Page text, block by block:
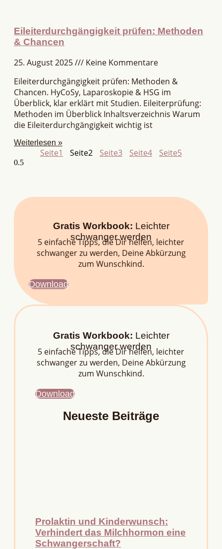
Eileiterdurchgängigkeit prüfen: Methoden
& Chancen
25. August 2025
Keine Kommentare
Eileiterdurchgängigkeit prüfen: Methoden &
Chancen. HyCoSy, Laparoskopie & HSG im
Überblick, klar erklärt mit Studien. Eileiterprüfung:
Methoden im Überblick Inhaltsverzeichnis Warum
die Eileiterdurchgängigkeit wichtig ist
Weiterlesen »
Seite1 Seite2 Seite3 Seite4 Seite5
Gratis Workbook: Leichter
schwanger werden
5 einfache Tipps, die Dir helfen, leichter
schwanger zu werden, Deine Abkürzung
zum Wunschkind.
Download
Gratis Workbook: Leichter
schwanger werden
5 einfache Tipps, die Dir helfen, leichter
schwanger zu werden, Deine Abkürzung
zum Wunschkind.
Download
Neueste Beiträge
Prolaktin und Kinderwunsch:
Verhindert das Milchhormon eine
Schwangerschaft?